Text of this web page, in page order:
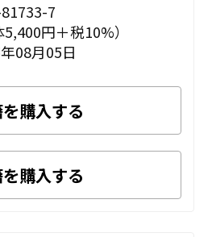
7
円＋税10%）
08月05日
購入する
購入する